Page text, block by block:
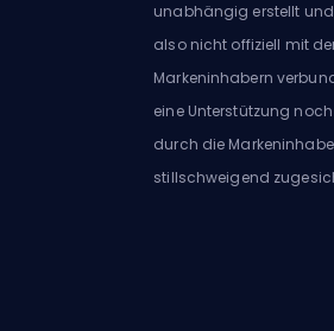
unabhängig erstellt
also nicht offiziell mit
Markeninhabern
eine Unterstützung
durch die
stillschweigend